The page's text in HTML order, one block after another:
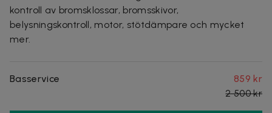
kontroll av bromsklossar, bromsskivor,
belysningskontroll, motor, stötdämpare och mycket
mer.
Basservice
859 kr
2 500 kr